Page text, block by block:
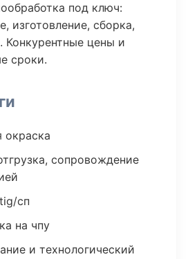
под ключ:
изготовление, сборка,
Конкурентные цены и
сроки.
сопровождение
сп
на чпу
и технологический